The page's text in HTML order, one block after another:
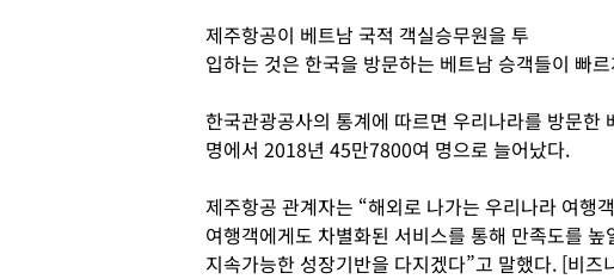
제주항공이 베트남 국적 객실승무원을 투
입하는 것은 한국을 방문하는 베트남 승객들이 빠
한국관광공사의 통계에 따르면 우리나라를 방문
명에서 2018년 45만7800여 명으로 늘어났다.
제주항공 관계자는 “해외로 나가는 우리나라 여행
여행객에게도 차별화된 서비스를 통해 만족도를
지속가능한 성장기반을 다지겠다”고 말했다. [비즈